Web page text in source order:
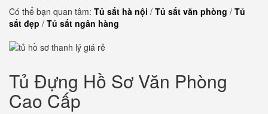
Có thể bạn quan tâm: Tủ sắt hà nội / Tủ sắt văn phòng / Tủ
sắt đẹp / Tủ sắt ngân hàng
Tủ Đựng Hồ Sơ Văn Phòng
Cao Cấp